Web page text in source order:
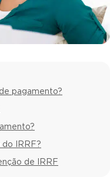
pagamento?
do IRRF?
de IRRF